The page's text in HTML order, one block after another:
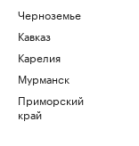
Черноземье
Кавказ
Карелия
Мурманск
Приморский
край